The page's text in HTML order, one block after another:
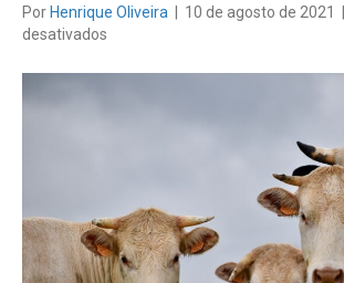
Por Henrique Oliveira 10 de agosto de 2021
desativados
SP
animal
no
inverno